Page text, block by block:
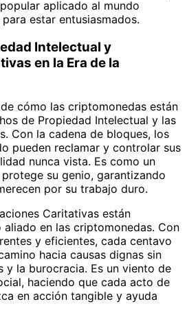
aplicado al mundo
estar entusiasmados.
Intelectual y
en la Era de la
cómo las criptomonedas están
de Propiedad Intelectual y las
Con la cadena de bloques, los
pueden reclamar y controlar sus
nunca vista. Es como un
su genio, garantizando
por su trabajo duro.
Caritativas están
en las criptomonedas. Con
y eficientes, cada centavo
hacia causas dignas sin
y la burocracia. Es un viento de
haciendo que cada acto de
en acción tangible y ayuda